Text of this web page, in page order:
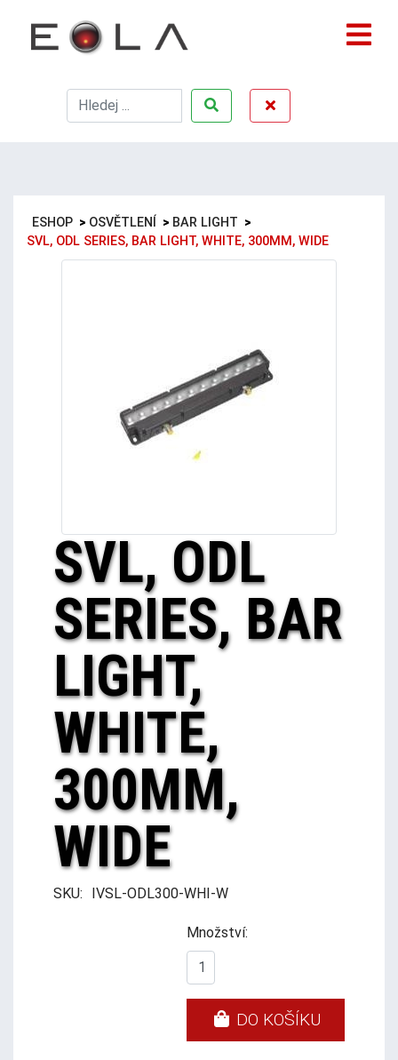
ESHOP > OSVĚTLENÍ > BAR LIGHT >
SVL, ODL SERIES, BAR LIGHT, WHITE, 300MM, WIDE
SVL, ODL
SERIES, BAR
LIGHT,
WHITE,
300MM,
WIDE
SKU: IVSL-ODL300-WHI-W
Množství:
DO KOŠÍKU